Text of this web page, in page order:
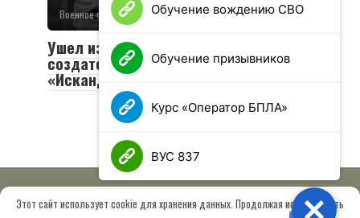
Военное обозрение 0 49 просмотров
Ушел из жизни Валериан Соболев —
создатель легендарных «Тополей» и
«Искандеров»
Этот сайт использует cookie для хранения данных. Продолжая использовать
Обучение вождению СВО
Обучение призывников
Курс «Оператор БПЛА»
ВУС 837
Close